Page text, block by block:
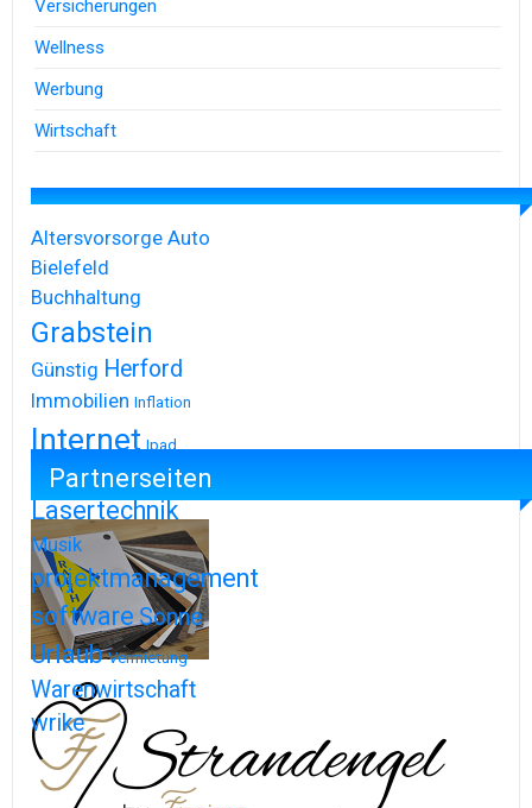
Versicherungen
Wellness
Werbung
Wirtschaft
Altersvorsorge Auto
Bielefeld
Buchhaltung
Grabstein
Günstig Herford
Immobilien Inflation
Internet Ipad
Iphone
Lasertechnik
Musik
projektmanagement
softwareSonne
Urlaub Vermietung
Warenwirtschaft
wrike
Partnerseiten